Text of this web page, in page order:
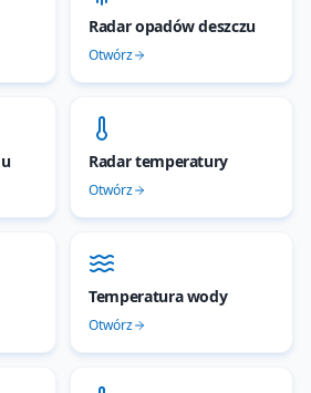
Radar opadów deszczu
Otwórz
Radar temperatury
Otwórz
Temperatura wody
Otwórz